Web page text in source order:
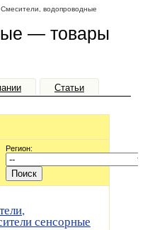
Смесители, водопроводные
— товары
Статьи
Регион:
сенсорные